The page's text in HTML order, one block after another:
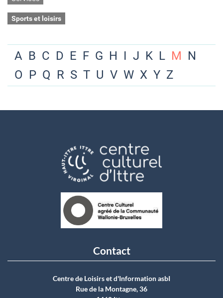
Sports et loisirs
A B C D E F G H I J K L M N
O P Q R S T U V W X Y Z
Contact
Centre de Loisirs et d'Information asbI
Rue de la Montagne, 36